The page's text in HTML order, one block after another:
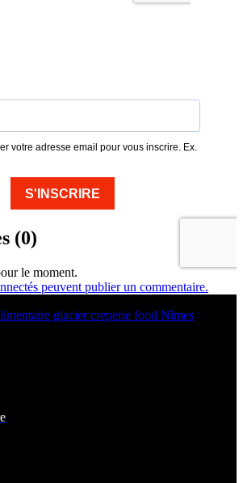
(0)
le moment.
peuvent publier un commentaire.